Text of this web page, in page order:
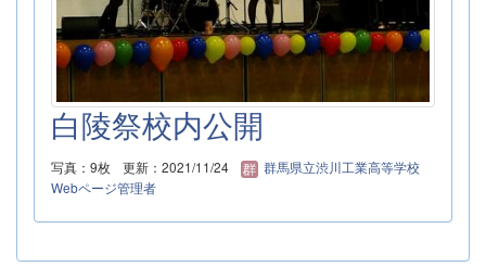
白陵祭校内公開
写真：9枚 更新：2021/11/24
群馬県立渋川工業高等学校
Webページ管理者